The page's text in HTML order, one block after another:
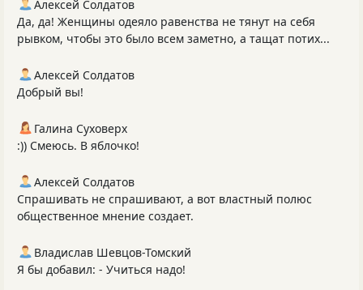
Алексей Солдатов
Да, да! Женщины одеяло равенства не тянут на себя
рывком, чтобы это было всем заметно, а тащат потих...
Алексей Солдатов
Добрый вы!
Галина Суховерх
:)) Смеюсь. В яблочко!
Алексей Солдатов
Спрашивать не спрашивают, а вот властный полюс
общественное мнение создает.
Владислав Шевцов-Томский
Я бы добавил: - Учиться надо!